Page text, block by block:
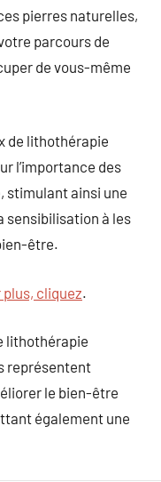
pierres naturelles,
parcours de
de vous-même
de lithothérapie
l’importance des
stimulant ainsi une
sensibilisation à les
être.
plus, cliquez.
lithothérapie
représentent
le bien-être
également une